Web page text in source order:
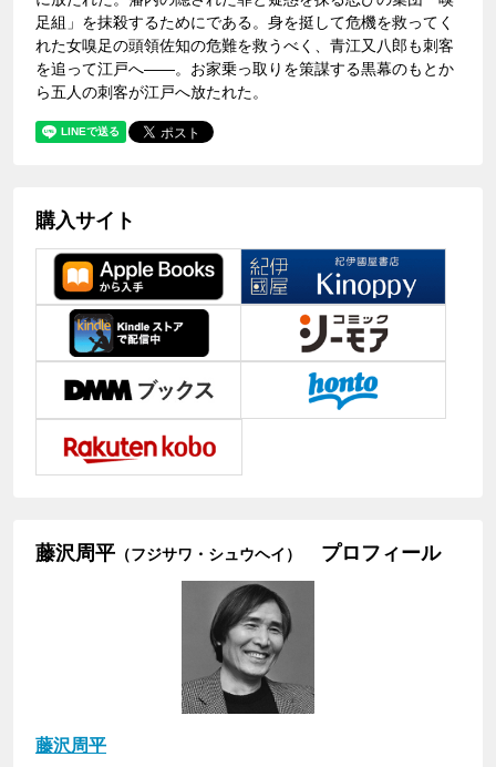
足組」を抹殺するためにである。身を挺して危機を救ってく
れた女嗅足の頭領佐知の危難を救うべく、青江又八郎も刺客
を追って江戸へ――。お家乗っ取りを策謀する黒幕のもとか
ら五人の刺客が江戸へ放たれた。
購入サイト
藤沢周平 （フジサワ・シュウヘイ） プロフィール
藤沢周平